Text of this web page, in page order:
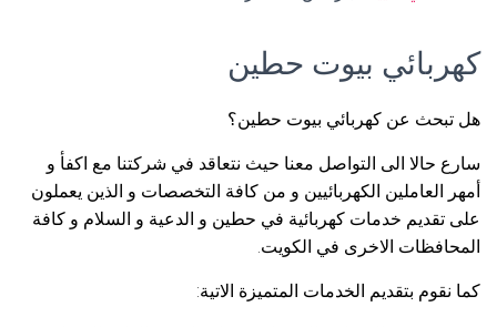
كهربائي بيوت حطين
هل تبحث عن كهربائي بيوت حطين؟
سارع حالا الى التواصل معنا حيث نتعاقد في شركتنا مع اكفأ و
أمهر العاملين الكهربائيين و من كافة التخصصات و الذين يعملون
على تقديم خدمات كهربائية في حطين و الدعية و السلام و كافة
المحافظات الاخرى في الكويت.
كما نقوم بتقديم الخدمات المتميزة الاتية: